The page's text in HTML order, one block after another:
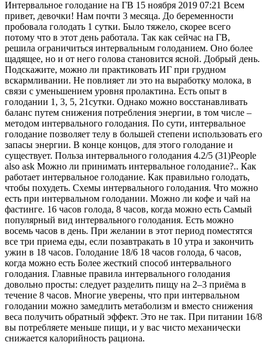
Интервальное голодание на ГВ 15 ноября 2019 07:21 Всем
привет, девочки! Нам почти 3 месяца. До беременности
пробовала голодать 1 сутки. Было тяжело, скорее всего
потому что в этот день работала. Так как сейчас на ГВ,
решила ограничиться интервальным голоданием. Оно более
щадящее, но и от него голова становится ясной. Добрый день.
Подскажите, можно ли практиковать ИГ при грудном
вскармливании. Не повлияет ли это на выработку молока, в
связи с уменьшением уровня пролактина. Есть опыт в
голодании 1, 3, 5, 21сутки. Однако можно восстанавливать
баланс путем снижения потребления энергии, в том числе –
методом интервального голодания. По сути, интервальное
голодание позволяет телу в большей степени использовать его
запасы энергии. В конце концов, для этого голодание и
существует. Польза интервального голодания 4.2/5 (31)People
also ask Можно ли принимать интервальное голодание?.. Как
работает интервальное голодание. Как правильно голодать,
чтобы похудеть. Схемы интервального голодания. Что можно
есть при интервальном голодании. Можно ли кофе и чай на
фастинге. 16 часов голода, 8 часов, когда можно есть Самый
популярный вид интервального голодания. Есть можно
восемь часов в день. При желании в этот период поместятся
все три приема еды, если позавтракать в 10 утра и закончить
ужин в 18 часов. Голодание 18/6 18 часов голода, 6 часов,
когда можно есть Более жесткий способ интервального
голодания. Главные правила интервального голодания
довольно просты: следует разделить пищу на 2–3 приёма в
течение 8 часов. Многие уверены, что при интервальном
голодании можно замедлить метаболизм и вместо снижения
веса получить обратный эффект. Это не так. При питании 16/8
вы потребляете меньше пищи, и у вас чисто механически
снижается калорийность рациона.